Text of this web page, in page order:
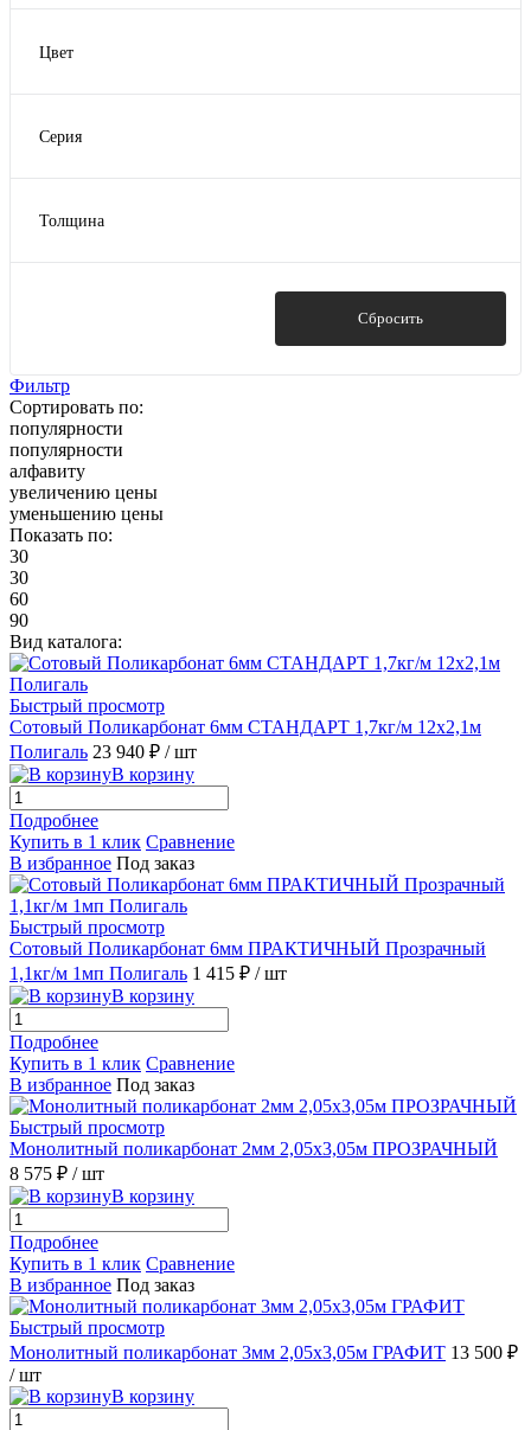
Цвет
Коричневый
Серия
Толщина
5
Сбросить
Фильтр
Сортировать по:
популярности
популярности
алфавиту
увеличению цены
уменьшению цены
Показать по:
30
30
60
90
Вид каталога:
Быстрый просмотр
Сотовый Поликарбонат 6мм СТАНДАРТ 1,7кг/м 12х2,1м
Полигаль 23 940 ₽ / шт
В корзину
Подробнее
Купить в 1 клик Сравнение
В избранное Под заказ
Быстрый просмотр
Сотовый Поликарбонат 6мм ПРАКТИЧНЫЙ Прозрачный
1,1кг/м 1мп Полигаль 1 415 ₽ / шт
В корзину
Подробнее
Купить в 1 клик Сравнение
В избранное Под заказ
Быстрый просмотр
Монолитный поликарбонат 2мм 2,05х3,05м ПРОЗРАЧНЫЙ
8 575 ₽ / шт
В корзину
Подробнее
Купить в 1 клик Сравнение
В избранное Под заказ
Быстрый просмотр
Монолитный поликарбонат 3мм 2,05х3,05м ГРАФИТ 13 500 ₽
/ шт
В корзину